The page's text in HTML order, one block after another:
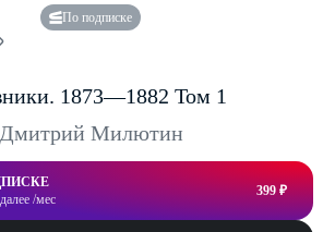
По подписке
1873—1882 Том 1
Дмитрий Милютин
/мес
399 ₽